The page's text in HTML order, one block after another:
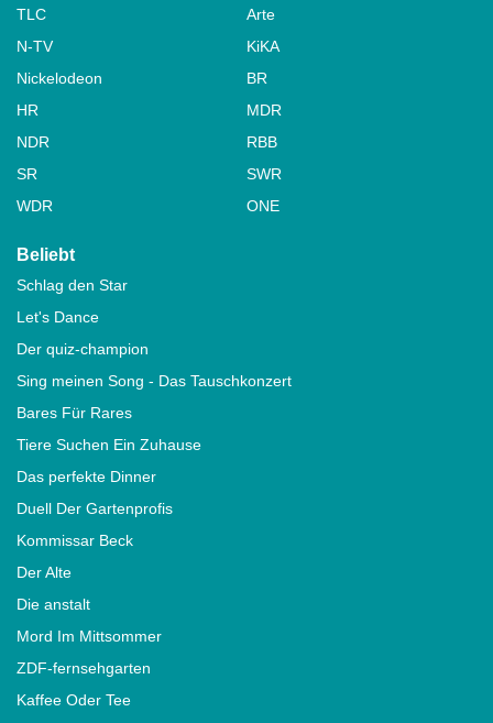
TLC
Arte
N-TV
KiKA
Nickelodeon
BR
HR
MDR
NDR
RBB
SR
SWR
WDR
ONE
Beliebt
Schlag den Star
Let's Dance
Der quiz-champion
Sing meinen Song - Das Tauschkonzert
Bares Für Rares
Tiere Suchen Ein Zuhause
Das perfekte Dinner
Duell Der Gartenprofis
Kommissar Beck
Der Alte
Die anstalt
Mord Im Mittsommer
ZDF-fernsehgarten
Kaffee Oder Tee